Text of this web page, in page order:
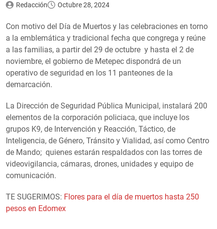
Redacción Octubre 28, 2024
Con motivo del Día de Muertos y las celebraciones en torno
a la emblemática y tradicional fecha que congrega y reúne
a las familias, a partir del 29 de octubre y hasta el 2 de
noviembre, el gobierno de Metepec dispondrá de un
operativo de seguridad en los 11 panteones de la
demarcación.
La Dirección de Seguridad Pública Municipal, instalará 200
elementos de la corporación policiaca, que incluye los
grupos K9, de Intervención y Reacción, Táctico, de
Inteligencia, de Género, Tránsito y Vialidad, así como Centro
de Mando; quienes estarán respaldados con las torres de
videovigilancia, cámaras, drones, unidades y equipo de
comunicación.
TE SUGERIMOS: Flores para el día de muertos hasta 250
pesos en Edomex